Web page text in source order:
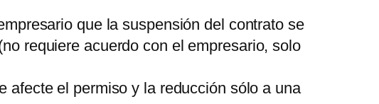
que la suspensión del contrato se
requiere acuerdo con el empresario, solo
afecte el permiso y la reducción sólo a una